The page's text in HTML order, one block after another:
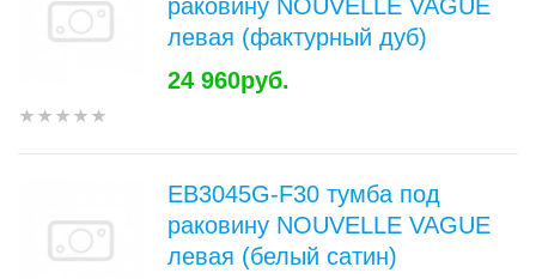
раковину NOUVELLE VAGUE
левая (фактурный дуб)
24 960руб.
EB3045G-F30 тумба под
раковину NOUVELLE VAGUE
левая (белый сатин)